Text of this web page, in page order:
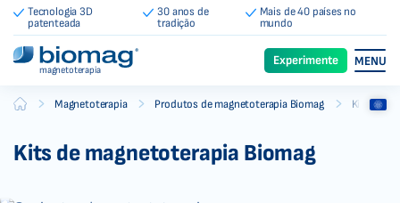
Tecnologia 3D
patenteada
30 anos de
tradição
Mais de 40 países no
mundo
magnetoterapia
Experimente MENU
Biomag Magnetoterapia Produtos de magnetoterapia Biomag Kits de
Kits de magnetoterapia Biomag